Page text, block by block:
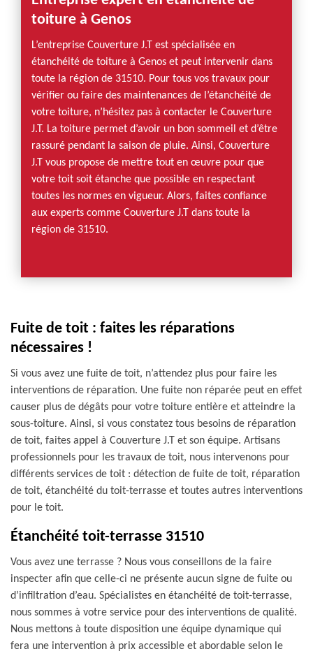
toiture à Genos
L’entreprise Couverture J.T est spécialisée en
étanchéité de toiture à Genos et peut intervenir dans
toute la région de 31510. Pour tous vos travaux pour
vérifier ou faire des maintenances de l’étanchéité de
votre toiture, n’hésitez pas à contacter le Couverture
J.T. La toiture permet d’avoir un bon sommeil et d’être
rassuré pendant la saison de pluie. Ainsi, Couverture
J.T vous propose de mettre tout en œuvre pour que
votre toit soit étanche que possible en respectant
toutes les normes en vigueur. Alors, faites confiance
aux experts comme Couverture J.T dans toute la
région de 31510.
Fuite de toit : faites les réparations
nécessaires !
Si vous avez une fuite de toit, n’attendez plus pour faire les
interventions de réparation. Une fuite non réparée peut en effet
causer plus de dégâts pour votre toiture entière et atteindre la
sous-toiture. Ainsi, si vous constatez tous besoins de réparation
de toit, faites appel à Couverture J.T et son équipe. Artisans
professionnels pour les travaux de toit, nous intervenons pour
différents services de toit : détection de fuite de toit, réparation
de toit, étanchéité du toit-terrasse et toutes autres interventions
pour le toit.
Étanchéité toit-terrasse 31510
Vous avez une terrasse ? Nous vous conseillons de la faire
inspecter afin que celle-ci ne présente aucun signe de fuite ou
d’infiltration d’eau. Spécialistes en étanchéité de toit-terrasse,
nous sommes à votre service pour des interventions de qualité.
Nous mettons à toute disposition une équipe dynamique qui
fera une intervention à prix accessible et abordable selon le